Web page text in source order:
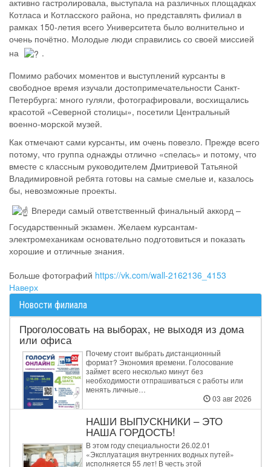
активно гастролировала, выступала на различных площадках
Котласа и Котласского района, но представлять филиал в
рамках 150-летия всего Университета было волнительно и
очень почётно. Молодые люди справились со своей миссией
на
.
Помимо рабочих моментов и выступлений курсанты в
свободное время изучали достопримечательности Санкт-
Петербурга: много гуляли, фотографировали, восхищались
красотой «Северной столицы», посетили Центральный
военно-морской музей.
Как отмечают сами курсанты, им очень повезло. Прежде всего
потому, что группа однажды отлично «спелась» и потому, что
вместе с классным руководителем Дмитриевой Татьяной
Владимировной ребята готовы на самые смелые и, казалось
бы, невозможные проекты.
Впереди самый ответственный финальный аккорд –
Государственный экзамен. Желаем курсантам-
электромеханикам основательно подготовиться и показать
хорошие и отличные знания.
Больше фотографий https://vk.com/wall-2162136_4153
Наверх
Новости филиала
Проголосовать на выборах, не выходя из дома
или офиса
Почему стоит выбрать дистанционный
формат? Экономия времени. Голосование
займет всего несколько минут без
необходимости отпрашиваться с работы или
менять личные…
03 авг 2026
НАШИ ВЫПУСКНИКИ – ЭТО
НАША ГОРДОСТЬ!
В этом году специальности 26.02.01
«Эксплуатация внутренних водных путей»
исполняется 55 лет! В честь этой